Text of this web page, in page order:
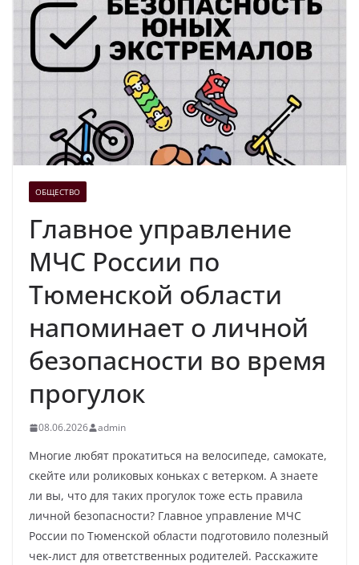
ОБЩЕСТВО
Главное управление
МЧС России по
Тюменской области
напоминает о личной
безопасности во время
прогулок
08.06.2026 admin
Многие любят прокатиться на велосипеде, самокате,
скейте или роликовых коньках с ветерком. А знаете
ли вы, что для таких прогулок тоже есть правила
личной безопасности? Главное управление МЧС
России по Тюменской области подготовило полезный
чек-лист для ответственных родителей. Расскажите